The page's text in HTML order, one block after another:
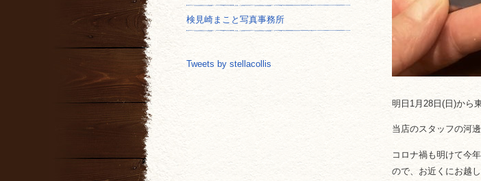
明日1月28日(日)から
当店のスタッフの河
コロナ禍も明けて今
ので、お近くにお越
検見崎まこと写真事務所
Tweets by stellacollis